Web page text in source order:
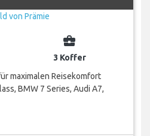
business_center
3 Koffer
maximalen Reisekomfort
BMW 7 Series, Audi A7,